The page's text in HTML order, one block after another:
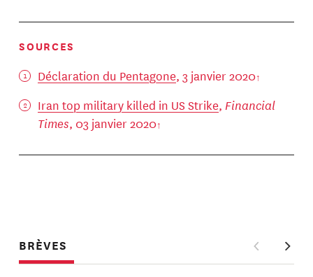
SOURCES
Déclaration du Pentagone, 3 janvier 2020
Iran top military killed in US Strike, Financial
Times, 03 janvier 2020
BRÈVES